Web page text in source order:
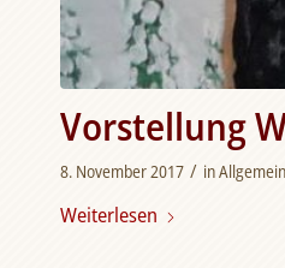
Vorstellung
8. November 2017 / inAllgemein
Weiterlesen